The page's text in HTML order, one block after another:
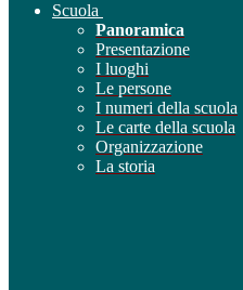
Scuola
Panoramica
Presentazione
I luoghi
Le persone
I numeri della scuola
Le carte della scuola
Organizzazione
La storia